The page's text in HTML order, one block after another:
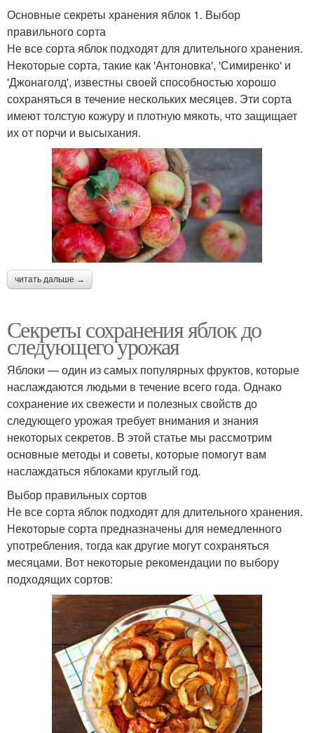
Основные секреты хранения яблок 1. Выбор
правильного сорта
Не все сорта яблок подходят для длительного хранения.
Некоторые сорта, такие как 'Антоновка', 'Симиренко' и
'Джонаголд', известны своей способностью хорошо
сохраняться в течение нескольких месяцев. Эти сорта
имеют толстую кожуру и плотную мякоть, что защищает
их от порчи и высыхания.
читать дальше →
Секреты сохранения яблок до
следующего урожая
Яблоки — один из самых популярных фруктов, которые
наслаждаются людьми в течение всего года. Однако
сохранение их свежести и полезных свойств до
следующего урожая требует внимания и знания
некоторых секретов. В этой статье мы рассмотрим
основные методы и советы, которые помогут вам
наслаждаться яблоками круглый год.
Выбор правильных сортов
Не все сорта яблок подходят для длительного хранения.
Некоторые сорта предназначены для немедленного
употребления, тогда как другие могут сохраняться
месяцами. Вот некоторые рекомендации по выбору
подходящих сортов: